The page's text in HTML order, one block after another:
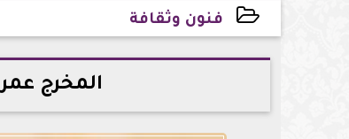
فنون وثقافة
2026-06-01 20:00:06
المخرج